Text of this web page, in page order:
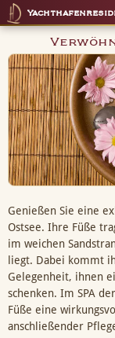
Genießen Sie eine
Ostsee. Ihre Füße
im weichen
liegt. Dabei kommt
Gelegenheit, ihnen
schenken. Im SPA
Füße eine
anschließender